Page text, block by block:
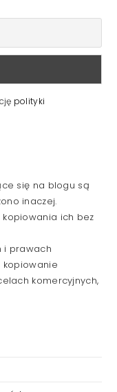
polityki
się na blogu są
inaczej.
ich bez
i prawach
kopiowanie
komercyjnych,